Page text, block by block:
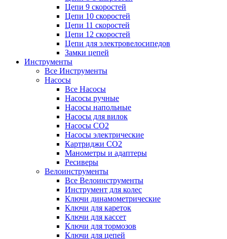
Цепи 9 скоростей
Цепи 10 скоростей
Цепи 11 скоростей
Цепи 12 скоростей
Цепи для электровелосипедов
Замки цепей
Инструменты
Все Инструменты
Насосы
Все Насосы
Насосы ручные
Насосы напольные
Насосы для вилок
Насосы CO2
Насосы электрические
Картриджи CO2
Манометры и адаптеры
Ресиверы
Велоинструменты
Все Велоинструменты
Инструмент для колес
Ключи динамометрические
Ключи для кареток
Ключи для кассет
Ключи для тормозов
Ключи для цепей